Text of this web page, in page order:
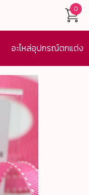
0
อะไหล่อุปกรณ์ตกแต่ง